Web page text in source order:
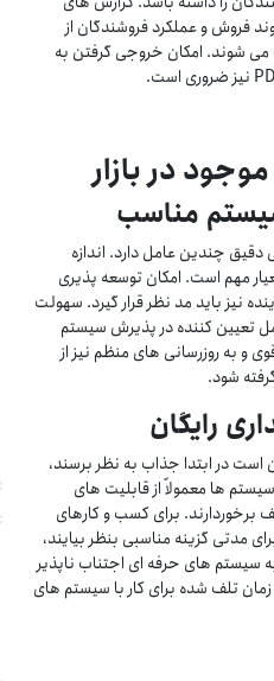
فروش و عملکرد فروشندگان از
شوند. امکان خروجی گرفتن به
در بازار
مناسب
چندین عامل دارد. اندازه
مهم است. امکان توسعه پذیری
نیز باید مد نظر قرار گیرد. سهولت
تعیین کننده در پذیرش سیستم
و به روزرسانی های منظم نیز از
شود.
رایگان
است در ابتدا جذاب به نظر برسند،
ها معمولاً از قابلیت های
برخوردارند. برای کسب و کارهای
مدتی گزینه مناسبی بنظر بیایند،
به سیستم های حرفه ای اجتناب ناپذیر
تلف شده برای کار با سیستم های